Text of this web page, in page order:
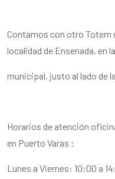
Contamos con otro Totem
localidad de Ensenada, en
municipal, justo al lado de
Horarios de atención
en Puerto Varas :
Lunes a Viernes: 10:00 a